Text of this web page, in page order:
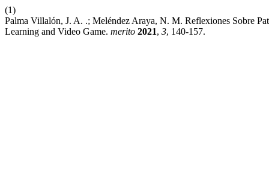
(1)
Palma Villalón, J. A. .; Meléndez Araya, N. M. Reflexiones Sobre
Learning and Video Game. merito 2021, 3, 140-157.